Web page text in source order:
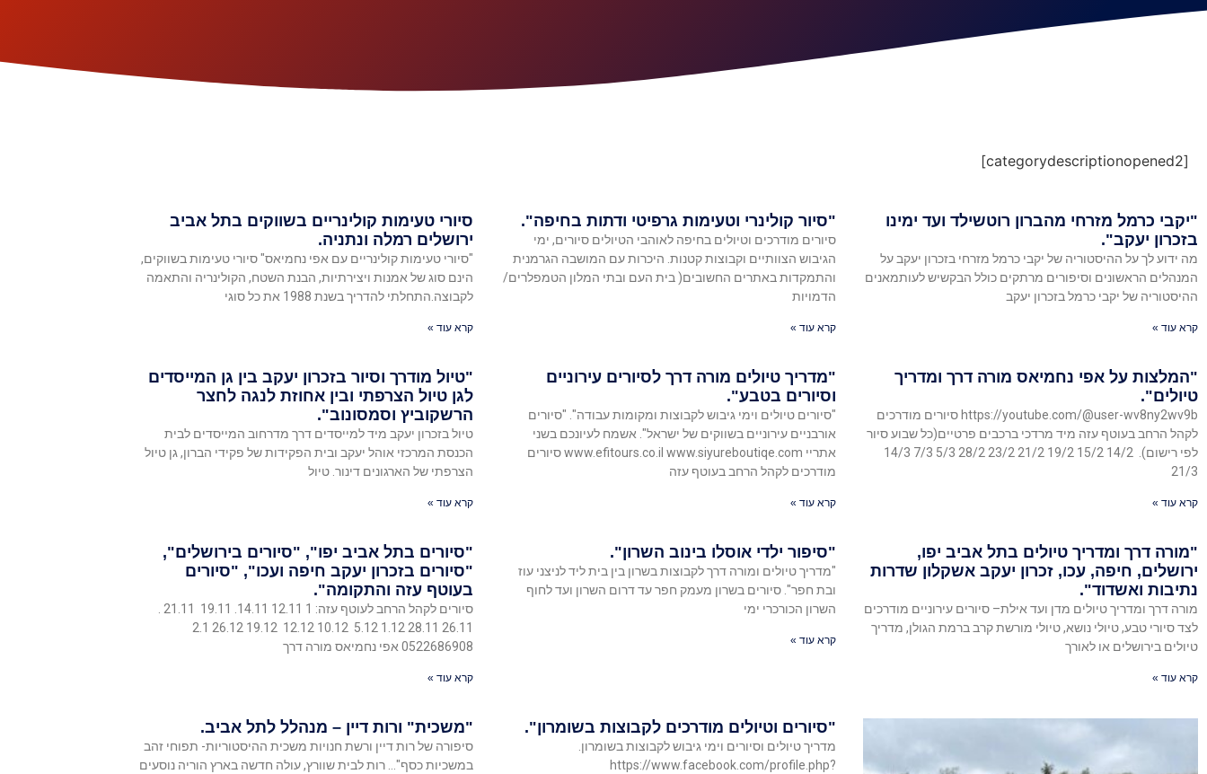
[categorydescriptionopened2]
"יקבי כרמל מזרחי מהברון רוטשילד ועד ימינו
בזכרון יעקב".
מה ידוע לך על ההיסטוריה של יקבי כרמל מזרחי בזכרון יעקב על
המנהלים הראשונים וסיפורים מרתקים כולל הבקשיש לעותמאנים
ההיסטוריה של יקבי כרמל בזכרון יעקב
קרא עוד »
"סיור קולינרי וטעימות גרפיטי ודתות בחיפה".
סיורים מודרכים וטיולים בחיפה לאוהבי הטיולים סיורים, ימי
הגיבוש הצוותיים וקבוצות קטנות. היכרות עם המושבה הגרמנית
והתמקדות באתרים החשובים( בית העם ובתי המלון הטמפלרים/
הדמויות
קרא עוד »
סיורי טעימות קולינריים בשווקים בתל אביב
ירושלים רמלה ונתניה.
"סיורי טעימות קולינריים עם אפי נחמיאס" סיורי טעימות בשווקים,
הינם סוג של אמנות ויצירתיות, הבנת השטח, הקולינריה והתאמה
לקבוצה.התחלתי להדריך בשנת 1988 את כל סוגי
קרא עוד »
"המלצות על אפי נחמיאס מורה דרך ומדריך
טיולים".
https://youtube.com/@user-wv8ny2wv9b סיורים מודרכים
לקהל הרחב בעוטף עזה מיד מרדכי ברכבים פרטיים(כל שבוע סיור
לפי רישום). 14/2 15/2 19/2 21/2 23/2 28/2 5/3 7/3 14/3
21/3
קרא עוד »
"מדריך טיולים מורה דרך לסיורים עירוניים
וסיורים בטבע".
"סיורים טיולים וימי גיבוש לקבוצות ומקומות עבודה". "סיורים
אורבניים עירוניים בשווקים של ישראל". אשמח לעיונכם בשני
אתריי www.efitours.co.il www.siyureboutiqe.com סיורים
מודרכים לקהל הרחב בעוטף עזה
קרא עוד »
"טיול מודרך וסיור בזכרון יעקב בין גן המייסדים
לגן טיול הצרפתי ובין אחוזת לנגה לחצר
הרשקוביץ וסמסונוב".
טיול בזכרון יעקב מיד למייסדים דרך מדרחוב המייסדים לבית
הכנסת המרכזי אוהל יעקב ובית הפקידות של פקידי הברון, גן טיול
הצרפתי של הארגונים דינור. טיול
קרא עוד »
"מורה דרך ומדריך טיולים בתל אביב יפו,
ירושלים, חיפה, עכו, זכרון יעקב אשקלון שדרות
נתיבות ואשדוד".
מורה דרך ומדריך טיולים מדן ועד אילת– סיורים עירוניים מודרכים
לצד סיורי טבע, טיולי נושא, טיולי מורשת קרב ברמת הגולן, מדריך
טיולים בירושלים או לאורך
קרא עוד »
"סיפור ילדי אוסלו בינוב השרון".
"מדריך טיולים ומורה דרך לקבוצות בשרון בין בית ליד לניצני עוז
ובת חפר". סיורים בשרון מעמק חפר עד דרום השרון ועד לחוף
השרון הכורכרי ימי
קרא עוד »
"סיורים בתל אביב יפו", "סיורים בירושלים",
"סיורים בזכרון יעקב חיפה ועכו", "סיורים
בעוטף עזה והתקומה".
26.11 28.11 1.12 5.12 10.12 12.12 19.12 26.12 2.1
0522686908 אפי נחמיאס מורה דרך
קרא עוד »
"סיורים וטיולים מודרכים לקבוצות בשומרון".
מדריך טיולים וסיורים וימי גיבוש לקבוצות בשומרון.
https://www.facebook.com/profile.php?
"משכית" ורות דיין – מנהלל לתל אביב.
סיפורה של רות דיין ורשת חנויות משכית ההיסטוריות- תפוחי זהב
במשכיות כסף"… רות לבית שוורץ, עולה חדשה בארץ הוריה נוסעים